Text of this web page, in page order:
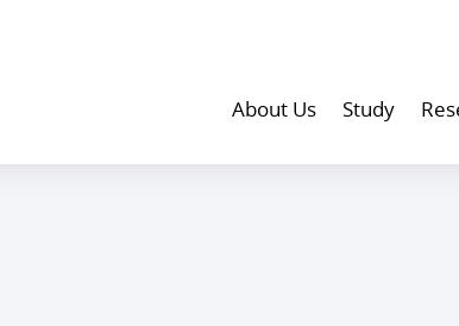
About Us Study